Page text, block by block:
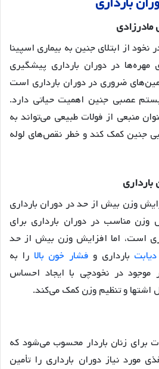
مادرزادی
نخود از ابتلای جنین به بیماری اسپینا
مهره‌ها در دوران بارداری پیشگیری
ضروری در دوران بارداری است
عصبی جنین اهمیت حیاتی دارد.
منبعی از فولات طبیعی می‌تواند به
جنین کمک کند و خطر نقص‌های لوله
بارداری
وزن بیش از حد در دوران بارداری
وزن مناسب در دوران بارداری برای
است، اما افزایش وزن بیش از حد
دیابت بارداری و فشار خون بالا را به
موجود در نخودچی با ایجاد احساس
اشتها و تنظیم وزن کمک می‌کند.
برای زنان باردار محسوب می‌شود که
مورد نیاز دوران بارداری را تأمین